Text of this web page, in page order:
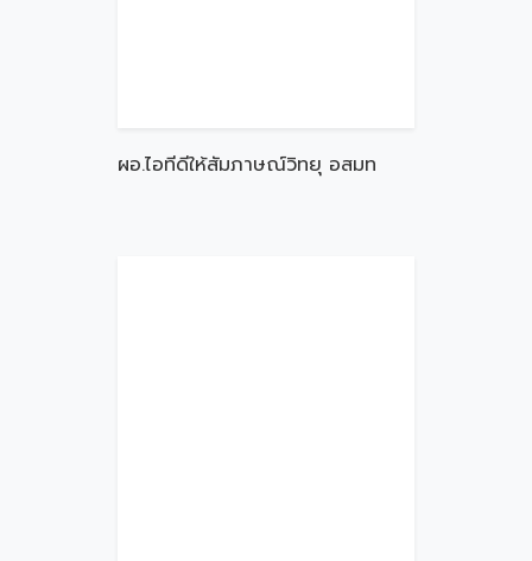
ผอ.ไอทีดีให้สัมภาษณ์วิทยุ อสมท